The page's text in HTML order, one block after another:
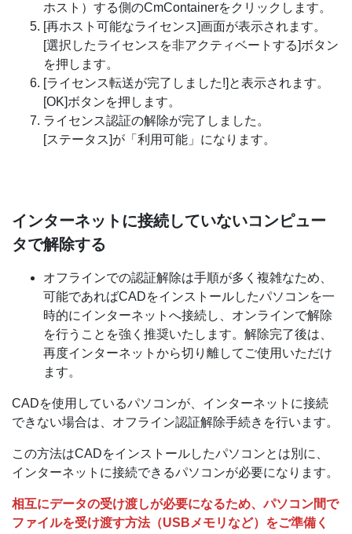
ホスト）する側のCmContainerをクリックします。
[再ホスト可能なライセンス]画面が表示されます。
[選択したライセンスを非アクティベートする]ボタン
を押します。
[ライセンス転送が完了しました!]と表示されます。
[OK]ボタンを押します。
ライセンス認証の解除が完了しました。
[ステータス]が「利用可能」になります。
インターネットに接続していないコンピュー
タで解除する
オフラインでの認証解除は手順が多く複雑なため、
可能であればCADをインストールしたパソコンを一
時的にインターネットへ接続し、オンラインで解除
を行うことを強く推奨いたします。解除完了後は、
再度インターネットから切り離してご使用いただけ
ます。
CADを使用しているパソコンが、インターネットに接続
できない場合は、オフライン認証解除手続きを行います。
この方法はCADをインストールしたパソコンとは別に、
インターネットに接続できるパソコンが必要になります。
相互にデータの受け渡しが必要になるため、パソコン間で
ファイルを受け渡す方法（USBメモリなど）をご準備く